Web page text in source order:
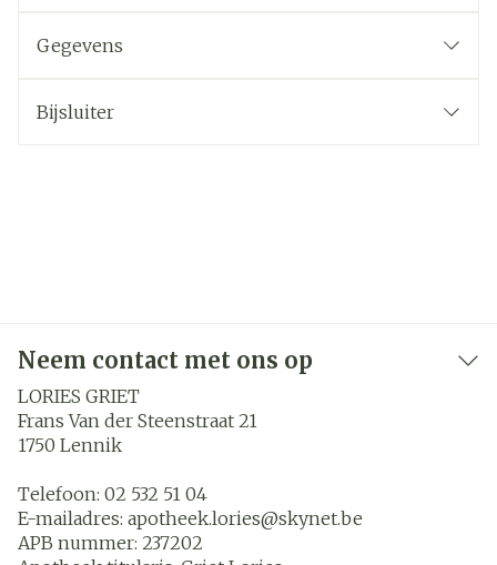
Gegevens
Bijsluiter
Neem contact met ons op
LORIES GRIET
Frans Van der Steenstraat 21
1750 Lennik
Telefoon: 02 532 51 04
E-mailadres: apotheek.lories@skynet.be
APB nummer: 237202